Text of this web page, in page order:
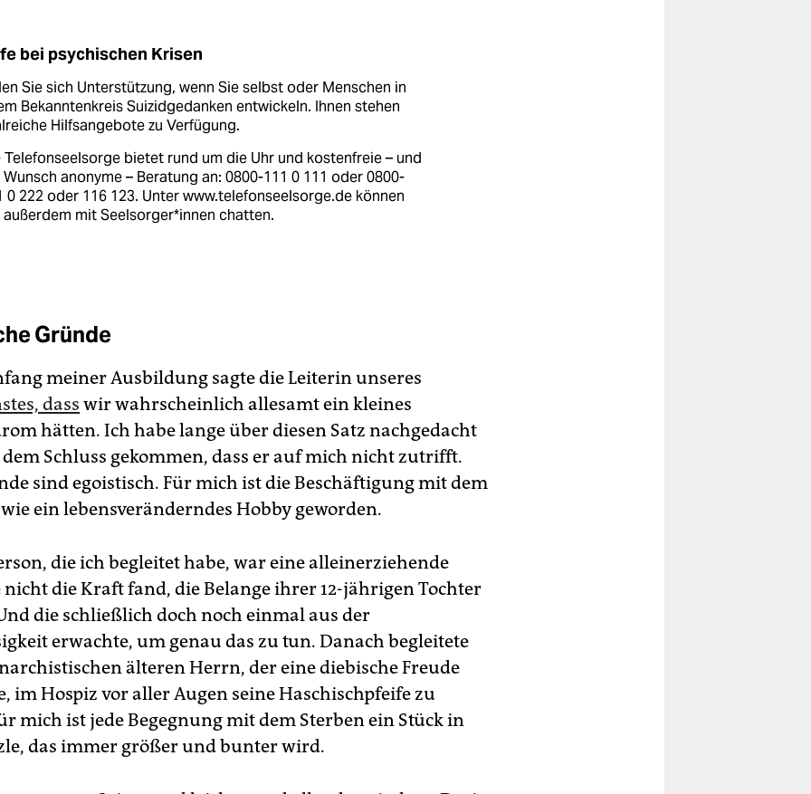
bei psychischen Krisen
Sie sich Unterstützung, wenn Sie selbst oder Menschen in
Bekanntenkreis Suizidgedanken entwickeln. Ihnen stehen
Hilfsangebote zu Verfügung.
Telefonseelsorge bietet rund um die Uhr und kostenfreie – und
Wunsch anonyme – Beratung an: 0800-111 0 111 oder 0800-
0 222 oder 116 123. Unter www.telefonseelsorge.de können
außerdem mit Seel­sor­ge­r*in­nen chatten.
Gründe
meiner Ausbildung sagte die Leiterin unseres
dass wir wahrscheinlich allesamt ein kleines
hätten. Ich habe lange über diesen Satz nachgedacht
Schluss gekommen, dass er auf mich nicht zutrifft.
sind egoistisch. Für mich ist die Beschäftigung mit dem
wie ein lebensveränderndes Hobby geworden.
die ich begleitet habe, war eine alleinerziehende
die Kraft fand, die Belange ihrer 12-jährigen Tochter
die schließlich doch noch einmal aus der
erwachte, um genau das zu tun. Danach begleitete
älteren Herrn, der eine diebische Freude
im Hospiz vor aller Augen seine Haschischpfeife zu
mich ist jede Begegnung mit dem Sterben ein Stück in
das immer größer und bunter wird.